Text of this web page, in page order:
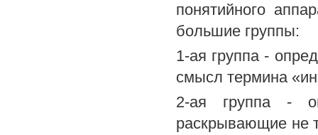
понятийного
большие группы:
1-ая группа -
смысл термина
2-ая группа -
раскрывающие не